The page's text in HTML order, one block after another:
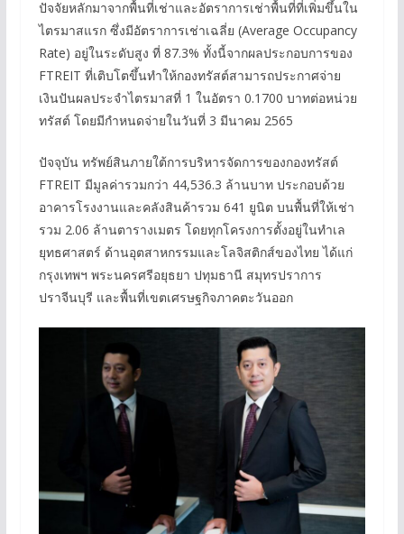
ปัจจัยหลักมาจากพื้นที่เช่าและอัตราการเช่าพื้นที่ที่เพิ่มขึ้นใน
ไตรมาสแรก ซึ่งมีอัตราการเช่าเฉลี่ย (Average Occupancy
Rate) อยู่ในระดับสูง ที่ 87.3% ทั้งนี้จากผลประกอบการของ
FTREIT ที่เติบโตขึ้นทำให้กองทรัสต์สามารถประกาศจ่าย
เงินปันผลประจำไตรมาสที่ 1 ในอัตรา 0.1700 บาทต่อหน่วย
ทรัสต์ โดยมีกำหนดจ่ายในวันที่ 3 มีนาคม 2565
ปัจจุบัน ทรัพย์สินภายใต้การบริหารจัดการของกองทรัสต์
FTREIT มีมูลค่ารวมกว่า 44,536.3 ล้านบาท ประกอบด้วย
อาคารโรงงานและคลังสินค้ารวม 641 ยูนิต บนพื้นที่ให้เช่า
รวม 2.06 ล้านตารางเมตร โดยทุกโครงการตั้งอยู่ในทำเล
ยุทธศาสตร์ ด้านอุตสาหกรรมและโลจิสติกส์ของไทย ได้แก่
กรุงเทพฯ พระนครศรีอยุธยา ปทุมธานี สมุทรปราการ
ปราจีนบุรี และพื้นที่เขตเศรษฐกิจภาคตะวันออก